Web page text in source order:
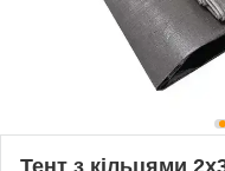
Тент з кільцями